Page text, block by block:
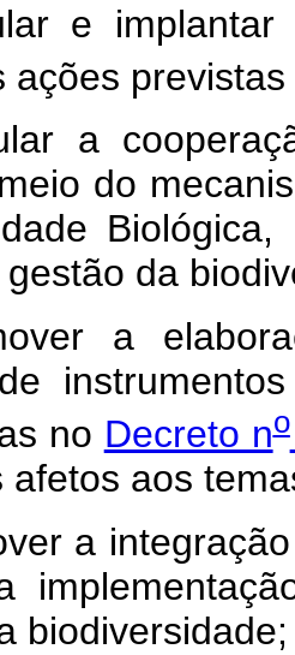
e
ações
a
do
da
a
no Decreto no
afetos aos
a
biodiversidade;